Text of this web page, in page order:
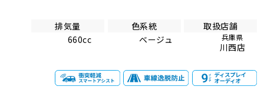
排気量
660cc
色系統
ベージュ
取扱店舗
兵庫県
川西店